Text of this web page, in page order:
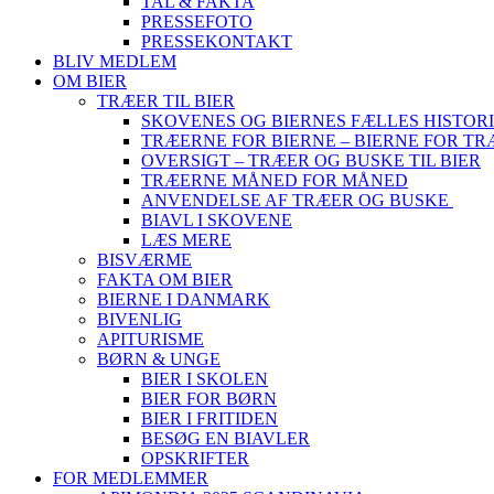
PRESSEFOTO
PRESSEKONTAKT
BLIV MEDLEM
OM BIER
TRÆER TIL BIER
SKOVENES OG BIERNES FÆLLES
TRÆERNE FOR BIERNE – BIERNE FOR
OVERSIGT – TRÆER OG BUSKE TIL BIER
TRÆERNE MÅNED FOR MÅNED
ANVENDELSE AF TRÆER OG BUSKE
BIAVL I SKOVENE
LÆS MERE
BISVÆRME
FAKTA OM BIER
BIERNE I DANMARK
BIVENLIG
APITURISME
BØRN & UNGE
BIER I SKOLEN
BIER FOR BØRN
BIER I FRITIDEN
BESØG EN BIAVLER
OPSKRIFTER
FOR MEDLEMMER